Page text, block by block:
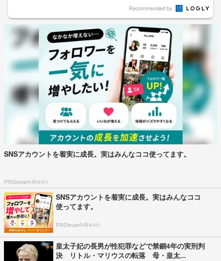
Recommended by
SNSアカウントを着実に成長。実はみんなココ使ってます。
PR(Dreaw合同会社)
SNSアカウントを着実に成長。実はみんなココ
使ってます。
PR(Dreaw合同会社)
皇太子妃の長男が性犯罪などで禁錮4年の実刑判
決 リトル・マリウスの転落 母・皇太...